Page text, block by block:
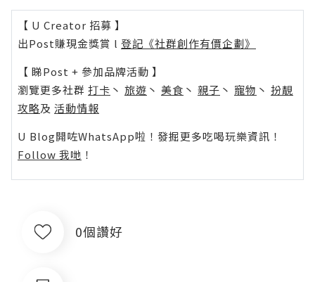
【 U Creator 招募 】
出Post賺現金獎賞 l 登記《社群創作有價企劃》
【 睇Post + 參加品牌活動 】
瀏覽更多社群 打卡 丶 旅遊 丶 美食 丶 親子 丶 寵物 丶 扮靚
攻略及 活動情報
U Blog開咗WhatsApp啦！發掘更多吃喝玩樂資訊！
Follow 我哋 ！
0個讚好